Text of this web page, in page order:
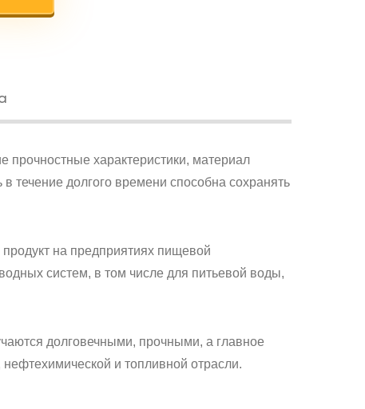
прочностные характеристики, материал
течение долгого времени способна сохранять
на предприятиях пищевой
систем, в том числе для питьевой воды,
долговечными, прочными, а главное
и топливной отрасли.